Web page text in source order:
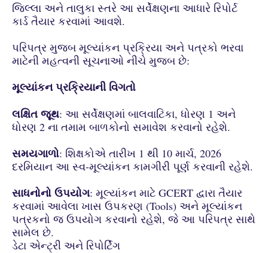
જિલ્લા અને તાલુકા સ્તરે આ સર્વેક્ષણના આધારે રિપોર્ટ
કાર્ડ તૈયાર કરવામાં આવશે.
પરિપત્ર મુજબ મૂલ્યાંકન પ્રક્રિયા અને પત્રકો ભરવા
માટેની મહત્વની સૂચનાઓ નીચે મુજબ છે:
મૂલ્યાંકન પ્રક્રિયાની વિગતો
લક્ષિત જૂથ: આ સર્વેક્ષણમાં બાલવાટિકા, ધોરણ 1 અને
ધોરણ 2 ના તમામ બાળકોનો સમાવેશ કરવાનો રહેશે.
સમયગાળો: શિક્ષકોએ તારીખ 1 થી 10 માર્ચ, 2026
દરમિયાન આ સ્વ-મૂલ્યાંકન કામગીરી પૂર્ણ કરવાની રહેશે.
સાધનોનો ઉપયોગ: મૂલ્યાંકન માટે GCERT દ્વારા તૈયાર
કરવામાં આવેલા ખાસ ઉપકરણ (Tools) અને મૂલ્યાંકન
પત્રકનો જ ઉપયોગ કરવાનો રહેશે, જે આ પરિપત્ર સાથે
સામેલ છે.
ડેટા એન્ટ્રી અને રિપોર્ટિંગ